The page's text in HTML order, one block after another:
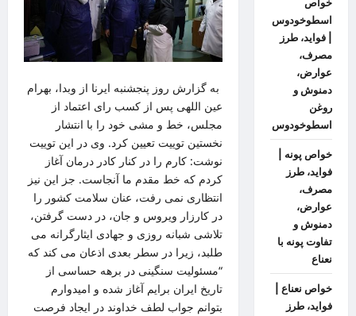
به گزارش روز پنجشنبه ایرنا از وبدا، بهرام
عین اللهی پس از کسب رای اعتماد از
مجلس، خط و مشی خود را با انتشار
نخستین توییت تعیین کرد. وی در این توییت
نوشت: کارم را در کنار کادر درمان آغاز
کردم که خط مقدم ما آنجاست. جز این نیز
انتظاری نمی رفت، عنان سلامت کشور را
در کارزار ویروس و جان، در دست گرفتن،
تلاشی شبانه روزی و جهادی ایثارگرانه می
طلبد، زیرا در سطر بعدی اذعان می کند که
“مسئولیت سنگینی در برهه حساسی از
تاریخ ایران برایم آغاز شده و امیدوارم
بتوانم جواب لطف خداوند در ایجاد فرصت
اسطوخودوس
| فواید، طرز
مصرف،
عوارض،
دمنوش و
روغن
اسطوخودوس
خواص پونه |
فواید، طرز
مصرف،
عوارض،
دمنوش و
تفاوت پونه با
نعناع
خواص نعناع |
فواید، طرز